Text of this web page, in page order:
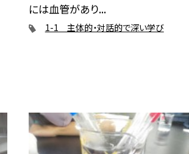
には血管があり...
1-1 主体的・対話的で深い学び